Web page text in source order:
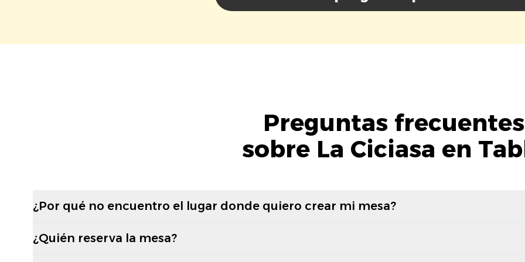
Preguntas frecuentes
sobre La Ciciasa en
¿Por qué no encuentro el lugar donde quiero crear mi mesa?
¿Quién reserva la mesa?